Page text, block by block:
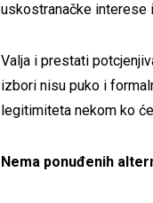
uskostranačke interese
Valja i prestati
izbori nisu puko i
legitimiteta nekom ko
Nema ponuđenih